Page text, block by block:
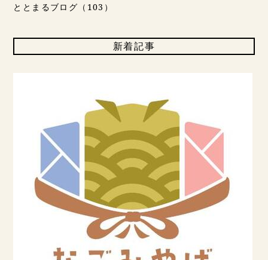
ととまるブログ（103）
新着記事